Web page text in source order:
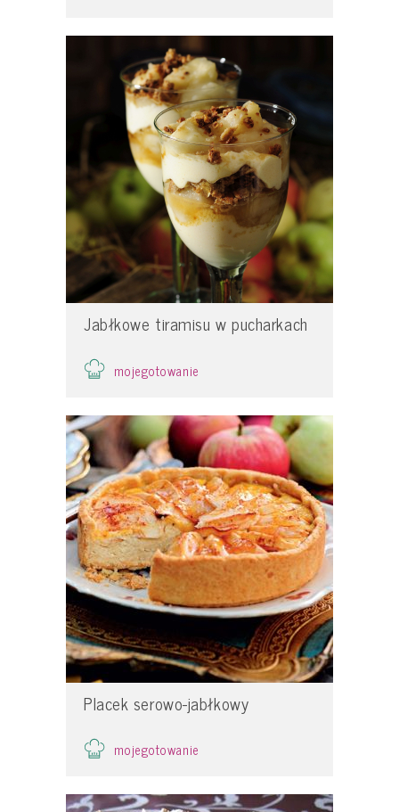
Jabłkowe tiramisu w pucharkach
mojegotowanie
Placek serowo-jabłkowy
mojegotowanie